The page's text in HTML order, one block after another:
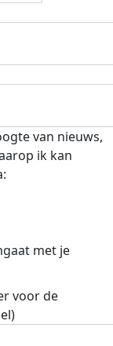
van nieuws,
ik kan
met je
voor de